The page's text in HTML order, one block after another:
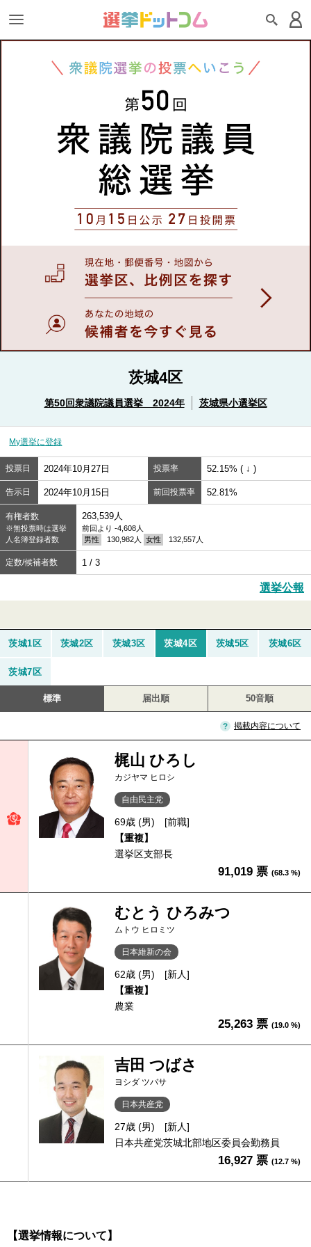
茨城4区
第50回衆議院議員選挙 2024年 茨城県小選挙区
My選挙に登録
投票日 2024年10月27日 投票率 52.15% ( ↓ )
告示日 2024年10月15日 前回投票率 52.81%
有権者数
※無投票時は選挙
人名簿登録者数
263,539人
前回より -4,608人
男性
130,982人 女性 132,557人
定数/候補者数 1 / 3
選挙公報
茨城1区 茨城2区 茨城3区 茨城4区 茨城5区 茨城6区
茨城7区
標準 届出順 50音順
掲載内容について
梶山 ひろし
カジヤマ ヒロシ
自由民主党
69歳 (男)
[前職]
【重複】
選挙区支部長
91,019 票 (68.3 %)
むとう ひろみつ
ムトウ ヒロミツ
日本維新の会
62歳 (男)
[新人]
【重複】
農業
25,263 票 (19.0 %)
吉田 つばさ
ヨシダ ツバサ
日本共産党
27歳 (男)
[新人]
日本共産党茨城北部地区委員会勤務員
16,927 票 (12.7 %)
【選挙情報について】